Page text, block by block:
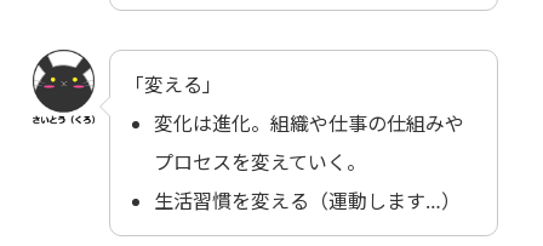
「変える」
変化は進化。組織や仕事の仕組みや
プロセスを変えていく。
生活習慣を変える（運動します…）